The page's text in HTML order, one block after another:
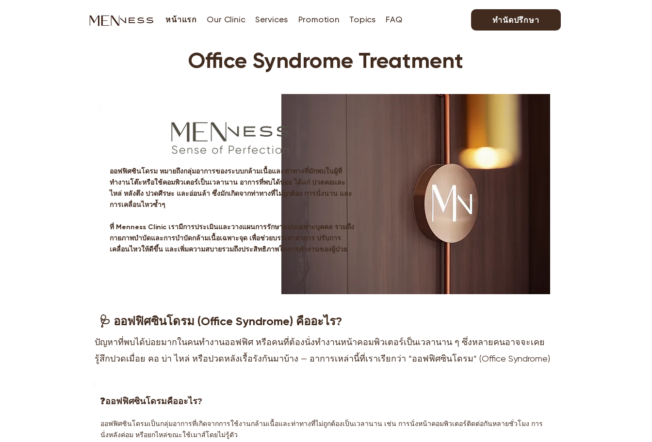
หน้าแรก Our Clinic Services Promotion Topics FAQ ทำนัดปรึกษา
Office Syndrome Treatment
ออฟฟิศซินโดรม หมายถึงกลุ่มอาการของระบบกล้ามเนื้อและท่าทางที่มักพบในผู้ที่
ทำงานโต๊ะหรือใช้คอมพิวเตอร์เป็นเวลานาน อาการที่พบได้บ่อย ได้แก่ ปวดคอและ
ไหล่ หลังตึง ปวดศีรษะ และอ่อนล้า ซึ่งมักเกิดจากท่าทางที่ไม่ถูกต้อง การนั่งนาน และ
การเคลื่อนไหวซ้ำๆ
ที่ Menness Clinic เรามีการประเมินและวางแผนการรักษาแบบเฉพาะบุคคล รวมถึง
กายภาพบำบัดและการบำบัดกล้ามเนื้อเฉพาะจุด เพื่อช่วยบรรเทาอาการ ปรับการ
เคลื่อนไหวให้ดีขึ้น และเพิ่มความสบายรวมถึงประสิทธิภาพในการทำงานของผู้ป่วย
🩺 ออฟฟิศซินโดรม (Office Syndrome) คืออะไร?
ปัญหาที่พบได้บ่อยมากในคนทำงานออฟฟิศ หรือคนที่ต้องนั่งทำงานหน้าคอมพิวเตอร์เป็นเวลานาน ๆ ซึ่งหลายคนอาจจะเคย
รู้สึกปวดเมื่อย คอ บ่า ไหล่ หรือปวดหลังเรื้อรังกันมาบ้าง — อาการเหล่านี้ที่เราเรียกว่า “ออฟฟิศซินโดรม” (Office Syndrome)
❓ออฟฟิศซินโดรมคืออะไร?
ออฟฟิศซินโดรมเป็นกลุ่มอาการที่เกิดจากการใช้งานกล้ามเนื้อและท่าทางที่ไม่ถูกต้องเป็นเวลานาน เช่น การนั่งหน้าคอมพิวเตอร์ติดต่อกันหลายชั่วโมง การ
นั่งหลังค่อม หรือยกไหล่ขณะใช้เมาส์โดยไม่รู้ตัว